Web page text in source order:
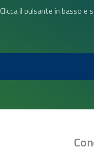
Clicca il pulsante in basso